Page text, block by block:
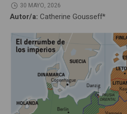
30 MAYO, 2026
Autor/a: Catherine Gousseff*